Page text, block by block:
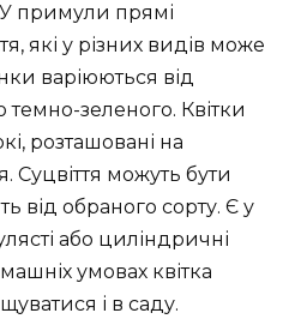
У примули прямі
які у різних видів може
варіюються від
темно-зеленого. Квітки
розташовані на
Суцвіття можуть бути
від обраного сорту. Є у
або циліндричні
умовах квітка
і в саду.